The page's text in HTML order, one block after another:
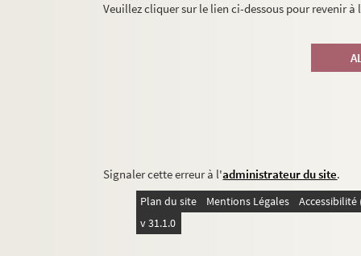
Veuillez cliquer sur le lien ci-dessous pour revenir
Signaler cette erreur à l'administrateur du site.
Plan du site Mentions Légales
v 31.1.0